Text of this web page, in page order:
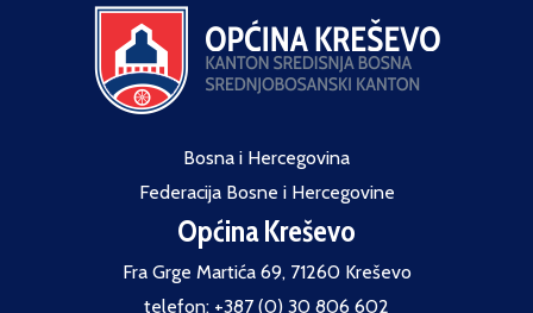
Bosna i Hercegovina
Federacija Bosne i Hercegovine
Općina Kreševo
Fra Grge Martića 69, 71260 Kreševo
telefon: +387 (0) 30 806 602